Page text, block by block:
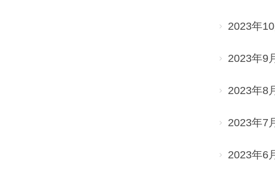
2023年10
2023年9
2023年8
2023年7
2023年6